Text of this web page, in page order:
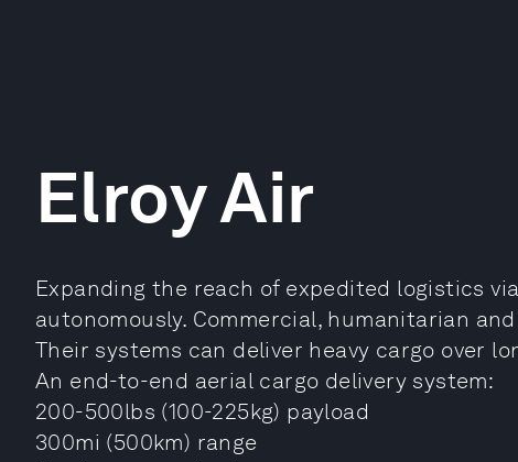
Elroy Air
Expanding the reach of expedited logistics
autonomously. Commercial, humanitarian
Their systems can deliver heavy cargo over
An end-to-end aerial cargo delivery system:
200-500lbs (100-225kg) payload
300mi (500km) range